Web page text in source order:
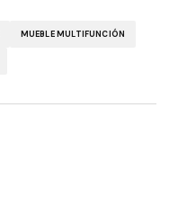
MUEBLE MULTIFUNCIÓN